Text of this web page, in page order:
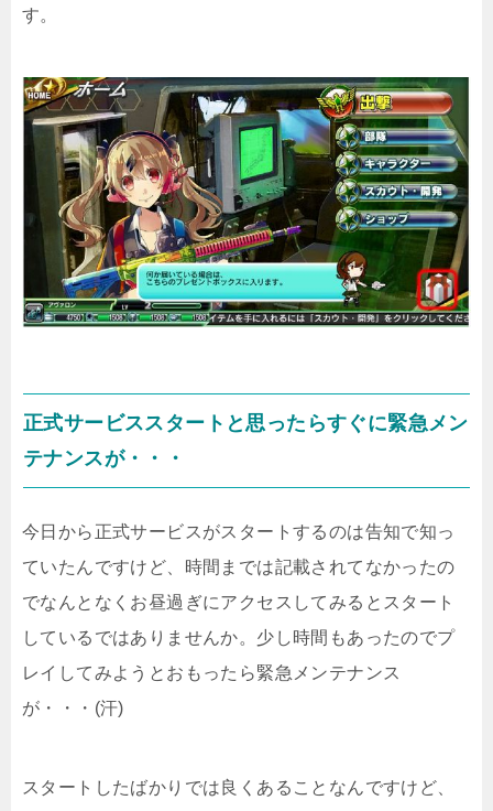
す。
正式サービススタートと思ったらすぐに緊急メン
テナンスが・・・
今日から正式サービスがスタートするのは告知で知っ
ていたんですけど、時間までは記載されてなかったの
でなんとなくお昼過ぎにアクセスしてみるとスタート
しているではありませんか。少し時間もあったのでプ
レイしてみようとおもったら緊急メンテナンス
が・・・(汗)
スタートしたばかりでは良くあることなんですけど、